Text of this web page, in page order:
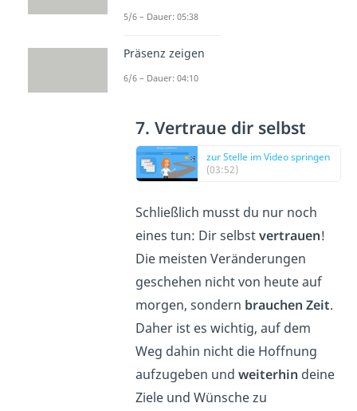
7. Vertraue dir selbst
zur Stelle im Video springen
(03:52)
Schließlich musst du nur noch
eines tun: Dir selbstvertrauen!
Die meisten Veränderungen
geschehen nicht von heute auf
morgen, sondern brauchen Zeit.
Daher ist es wichtig, auf dem
Weg dahin nicht die Hoffnung
aufzugeben undweiterhin deine
Ziele und Wünsche zu
5/6 – Dauer: 05:38
Präsenz zeigen
6/6 – Dauer: 04:10